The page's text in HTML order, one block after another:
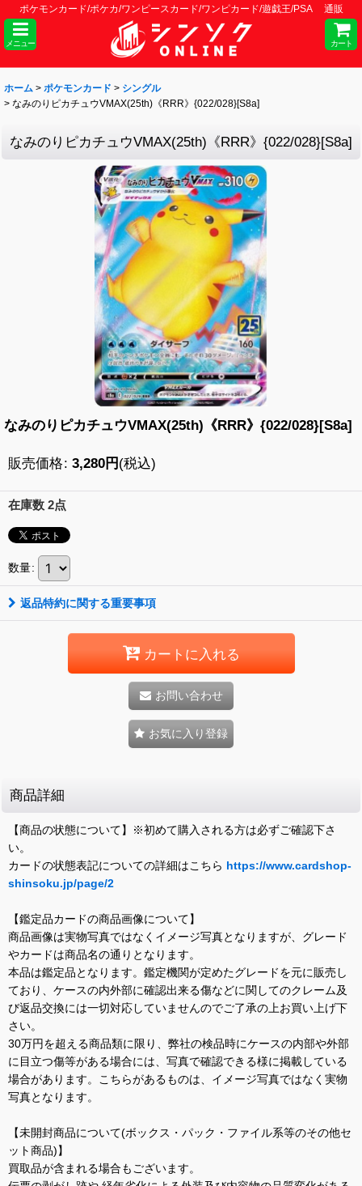
ポケモンカード/ポケカ/ワンピースカード/ワンピカード/遊戯王/PSA 通販
メニュー カート
ホーム > ポケモンカード > シングル
> なみのりピカチュウVMAX(25th)《RRR》{022/028}[S8a]
なみのりピカチュウVMAX(25th)《RRR》{022/028}[S8a]
なみのりピカチュウVMAX(25th)《RRR》{022/028}[S8a]
販売価格: 3,280円 (税込)
在庫数 2点
数量:
返品特約に関する重要事項
カートに入れる
お問い合わせ
お気に入り登録
商品詳細
【商品の状態について】※初めて購入される方は必ずご確認下さ
い。
カードの状態表記についての詳細はこちら https://www.cardshop-
shinsoku.jp/page/2
【鑑定品カードの商品画像について】
商品画像は実物写真ではなくイメージ写真となりますが、グレード
やカードは商品名の通りとなります。
本品は鑑定品となります。鑑定機関が定めたグレードを元に販売し
ており、ケースの内外部に確認出来る傷などに関してのクレーム及
び返品交換には一切対応していませんのでご了承の上お買い上げ下
さい。
30万円を超える商品類に限り、弊社の検品時にケースの内部や外部
に目立つ傷等がある場合には、写真で確認できる様に掲載している
場合があります。こちらがあるものは、イメージ写真ではなく実物
写真となります。
【未開封商品について(ボックス・パック・ファイル系等のその他セ
ット商品)】
買取品が含まれる場合もございます。